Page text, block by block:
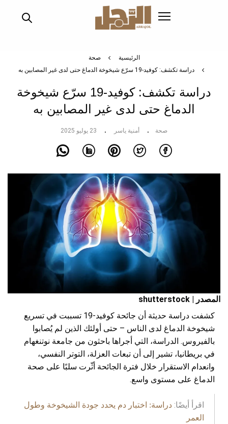
الرئيسية
صحة
دراسة تكشف: كوفيد-19 سرّع شيخوخة الدماغ حتى لدى غير المصابين به
دراسة تكشف: كوفيد-19 سرّع شيخوخة
الدماغ حتى لدى غير المصابين به
صحة أمنية ياسر 23 يوليو 2025
المصدر | shutterstock
كشفت دراسة حديثة أن جائحة كوفيد-19 تسببت في تسريع
شيخوخة الدماغ لدى الناس – حتى أولئك الذين لم يُصابوا
بالفيروس. الدراسة، التي أجراها باحثون من جامعة نوتنغهام
في بريطانيا، تشير إلى أن تبعات العزلة، التوتر النفسي،
وانعدام الاستقرار خلال فترة الجائحة أثّرت سلبًا على صحة
الدماغ على مستوى واسع.
اقرأ أيضًا: دراسة: اختبار دم يحدد جودة الشيخوخة وطول
العمر